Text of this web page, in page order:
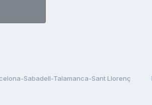
Sabadell-Talamanca-Sant Llorenç